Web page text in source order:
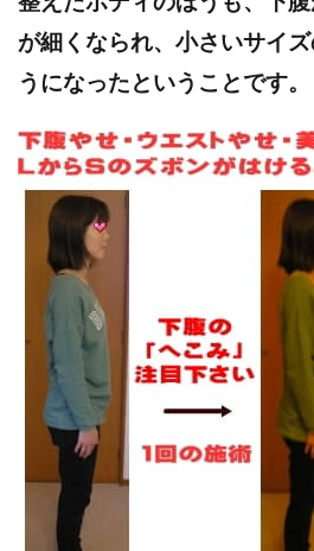
が細くなられ、小さいサイ
うになったということです。